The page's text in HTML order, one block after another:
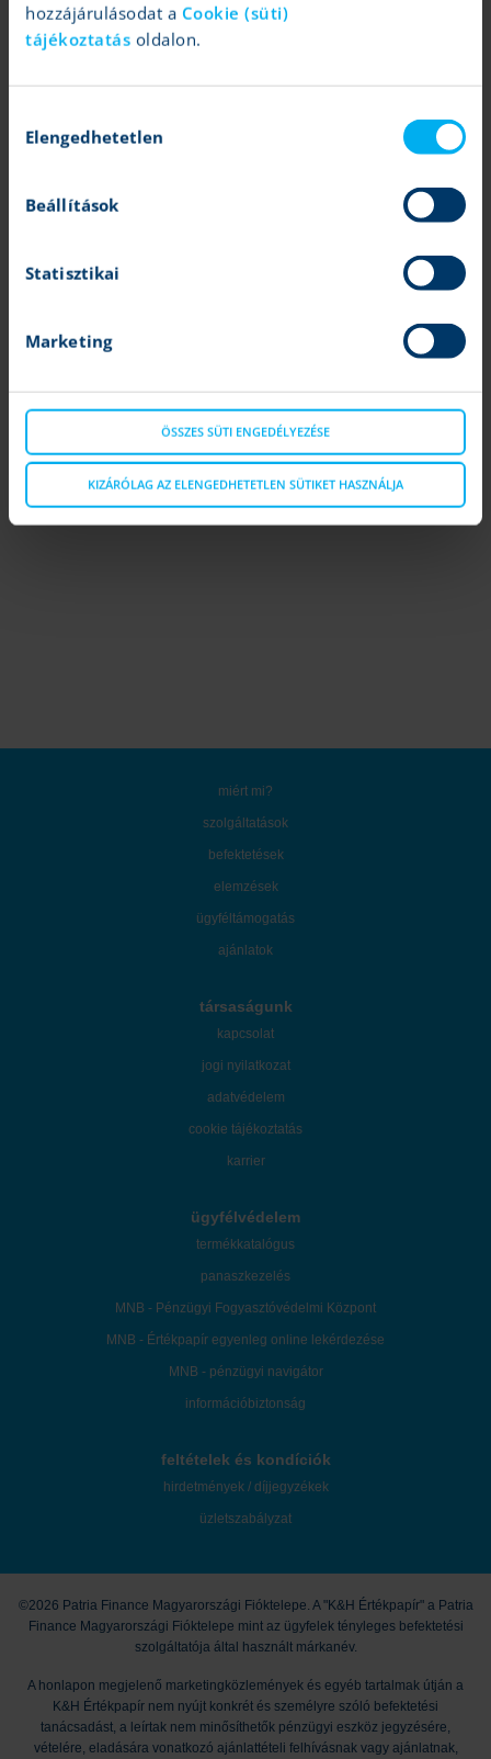
hozzájárulásodat a Cookie (süti)
tájékoztatás oldalon.
kiválasztása
Elengedhetetlen
Beállítások
Statisztikai
Marketing
ÖSSZES SÜTI ENGEDÉLYEZÉSE
KIZÁRÓLAG AZ ELENGEDHETETLEN SÜTIKET HASZNÁLJA
üzletkötés egy, a jövőben meghatározott időpontra, forward
megbízás segítségével
kriptodevizák
népszerű, azonban rendkívül kockázatos befektetési forma, a
Társaságunknál kizárólag ETC-k formájában érhető el
miért mi?
szolgáltatások
befektetések
elemzések
ügyféltámogatás
ajánlatok
társaságunk
kapcsolat
jogi nyilatkozat
adatvédelem
cookie tájékoztatás
karrier
ügyfélvédelem
termékkatalógus
panaszkezelés
MNB - Pénzügyi Fogyasztóvédelmi Központ
MNB - Értékpapír egyenleg online lekérdezése
MNB - pénzügyi navigátor
információbiztonság
feltételek és kondíciók
hirdetmények / díjjegyzékek
üzletszabályzat
©2026 Patria Finance Magyarországi Fióktelepe. A "K&H Értékpapír" a Patria
Finance Magyarországi Fióktelepe mint az ügyfelek tényleges befektetési
szolgáltatója által használt márkanév.
A honlapon megjelenő marketingközlemények és egyéb tartalmak útján a
K&H Értékpapír nem nyújt konkrét és személyre szóló befektetési
tanácsadást, a leírtak nem minősíthetők pénzügyi eszköz jegyzésére,
vételére, eladására vonatkozó ajánlattételi felhívásnak vagy ajánlatnak,